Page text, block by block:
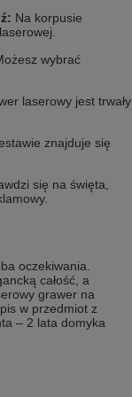
Na korpusie
wybrać
laserowy jest trwały
znajduje się
się na święta,
oczekiwania.
całość, a
grawer na
w przedmiot z
– 2 lata domyka